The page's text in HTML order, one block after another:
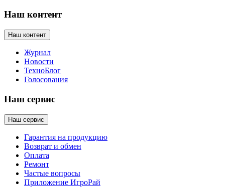
Наш контент
Наш контент
Журнал
Новости
ТехноБлог
Голосования
Наш сервис
Наш сервис
Гарантия на продукцию
Возврат и обмен
Оплата
Ремонт
Частые вопросы
Приложение ИгроРай